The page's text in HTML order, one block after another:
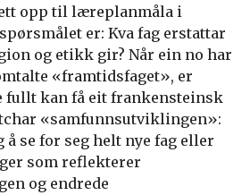
opp til læreplanmåla i
er: Kva fag erstattar
og etikk gir? Når ein no har
«framtidsfaget», er
fullt kan få eit frankensteinsk
«samfunnsutviklingen»:
å se for seg helt nye fag eller
som reflekterer
og endrede